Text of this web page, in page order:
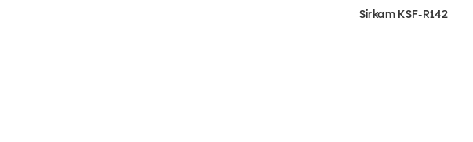
Sirkam KSF-R142